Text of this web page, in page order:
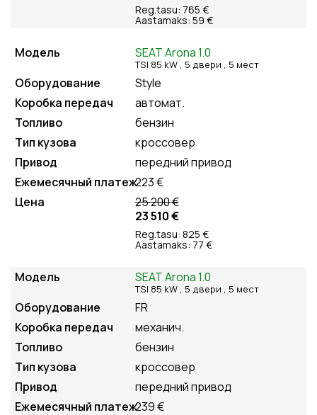
Reg.tasu: 765 €
Aastamaks: 59 €
SEAT Arona 1.0
TSI 85 kW , 5 двери , 5 мест
Style
автомат.
бензин
кроссовер
передний привод
223 €
25 200 €
23 510 €
Reg.tasu: 825 €
Aastamaks: 77 €
SEAT Arona 1.0
TSI 85 kW , 5 двери , 5 мест
FR
механич.
бензин
кроссовер
передний привод
239 €